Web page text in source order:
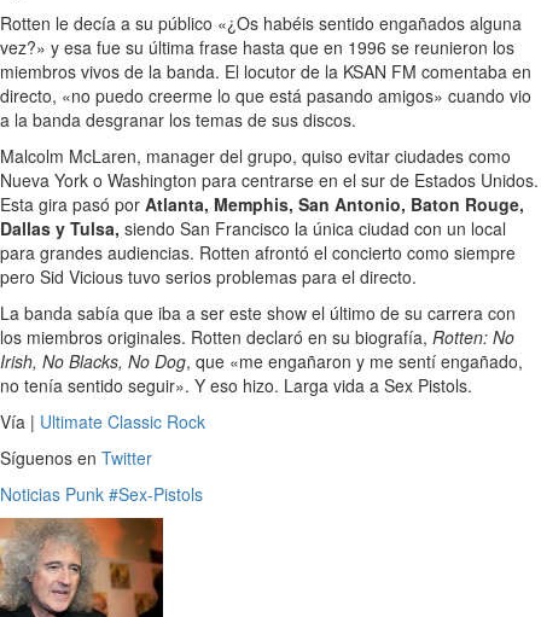
Rotten le decía a su público «¿Os habéis sentido engañados alguna
vez?» y esa fue su última frase hasta que en 1996 se reunieron los
miembros vivos de la banda. El locutor de la KSAN FM comentaba en
directo, «no puedo creerme lo que está pasando amigos» cuando vio
a la banda desgranar los temas de sus discos.
Malcolm McLaren, manager del grupo, quiso evitar ciudades como
Nueva York o Washington para centrarse en el sur de Estados Unidos.
Esta gira pasó por Atlanta, Memphis, San Antonio, Baton Rouge,
Dallas y Tulsa, siendo San Francisco la única ciudad con un local
para grandes audiencias. Rotten afrontó el concierto como siempre
pero Sid Vicious tuvo serios problemas para el directo.
La banda sabía que iba a ser este show el último de su carrera con
los miembros originales. Rotten declaró en su biografía, Rotten: No
Irish, No Blacks, No Dog, que «me engañaron y me sentí engañado,
no tenía sentido seguir». Y eso hizo. Larga vida a Sex Pistols.
Vía | Ultimate Classic Rock
Síguenos en Twitter
Noticias Punk #Sex-Pistols